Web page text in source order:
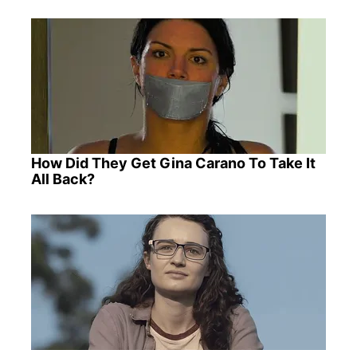
How Did They Get Gina Carano To Take It
All Back?